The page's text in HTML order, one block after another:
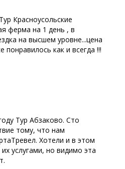
Красноусольские
ферма на 1 день , в
на высшем уровне...цена
понравилось как и всегда !!!
Тур Абзаково. Сто
тому, что нам
Хотели и в этом
услугами, но видимо эта